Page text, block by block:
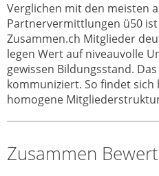
Verglichen mit den meisten
Partnervermittlungen ü50
Zusammen.ch Mitglieder
legen Wert auf niveauvolle
gewissen Bildungsstand.
kommuniziert. So findet
homogene
Zusammen